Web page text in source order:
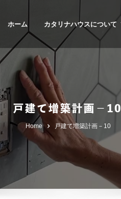
ホーム カタリナハウスについて
戸建て増築計画－10
Home 戸建て増築計画－10